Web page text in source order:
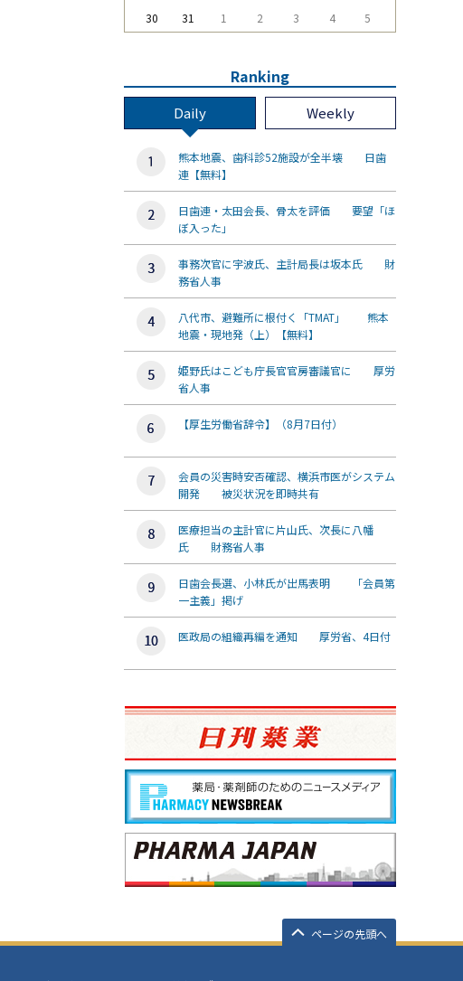
30
31 1 2 3 4 5
Ranking
Daily Weekly
熊本地震、歯科診52施設が全半壊 日歯
連【無料】
日歯連・太田会長、骨太を評価 要望「ほ
ぼ入った」
事務次官に宇波氏、主計局長は坂本氏 財
務省人事
八代市、避難所に根付く「TMAT」 熊本
地震・現地発（上）【無料】
姫野氏はこども庁長官官房審議官に 厚労
省人事
【厚生労働省辞令】（8月7日付）
会員の災害時安否確認、横浜市医がシステム
開発 被災状況を即時共有
医療担当の主計官に片山氏、次長に八幡
氏 財務省人事
日歯会長選、小林氏が出馬表明 「会員第
一主義」掲げ
医政局の組織再編を通知 厚労省、4日付
ページの先頭へ